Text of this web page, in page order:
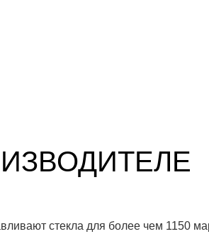
стекла для более чем 1150